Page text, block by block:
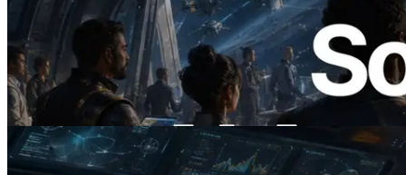
ERPC lance un RPC Solana compatible
x402 — L'ère où les agents IA paient à la
demande les API dont ils ont besoin
Lire cet article